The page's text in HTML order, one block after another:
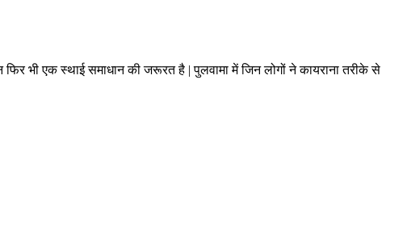
भी एक स्थाई समाधान की जरूरत है | पुलवामा में जिन लोगों ने कायराना तरीके से